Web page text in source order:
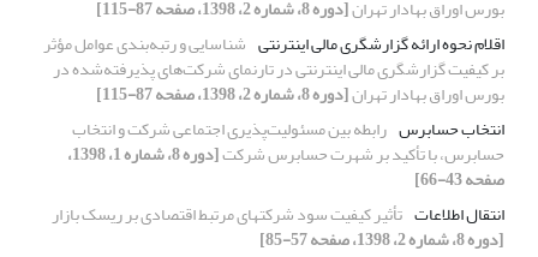
بورس اوراق بهادار تهران[دوره 8، شماره 2، 1398، صفحه 87-115]
اقلام نحوه ارائه گزارشگری مالی اینترنتی شناسایی و رتبه‌بندی عوامل مؤثر
بر کیفیت گزارشگری مالی اینترنتی در تارنمای شرکت‌های پذیرفته‌شده در
بورس اوراق بهادار تهران[دوره 8، شماره 2، 1398، صفحه 87-115]
انتخاب حسابرس رابطه بین مسئولیت‌پذیری اجتماعی شرکت و انتخاب
حسابرس، با تأکید بر شهرت حسابرس شرکت [دوره 8، شماره 1، 1398،
صفحه 43-66]
انتقال اطلاعات تأثیر کیفیت سود شرکت‎های مرتبط اقتصادی بر ریسک بازار
[دوره 8، شماره 2، 1398، صفحه 57-85]